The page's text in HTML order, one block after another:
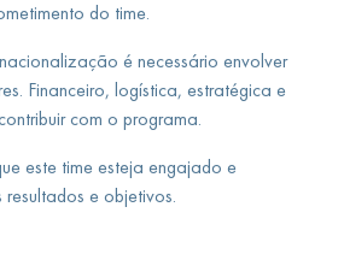
do time.
é necessário envolver
Financeiro, logística, estratégica e
com o programa.
este time esteja engajado e
e objetivos.